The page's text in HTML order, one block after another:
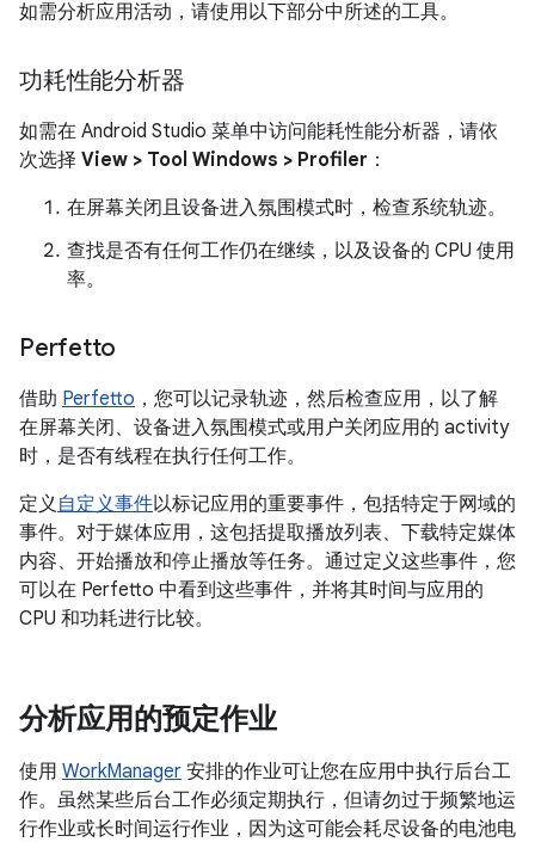
如需分析应用活动，请使用以下部分中所述的工具。
功耗性能分析器
如需在 Android Studio 菜单中访问能耗性能分析器，请依
次选择 View > Tool Windows > Profiler ：
在屏幕关闭且设备进入氛围模式时，检查系统轨迹。
查找是否有任何工作仍在继续，以及设备的 CPU 使用
率。
Perfetto
借助 Perfetto ，您可以记录轨迹，然后检查应用，以了解
在屏幕关闭、设备进入氛围模式或用户关闭应用的 activity
时，是否有线程在执行任何工作。
定义自定义事件以标记应用的重要事件，包括特定于网域的
事件。对于媒体应用，这包括提取播放列表、下载特定媒体
内容、开始播放和停止播放等任务。通过定义这些事件，您
可以在 Perfetto 中看到这些事件，并将其时间与应用的
CPU 和功耗进行比较。
分析应用的预定作业
使用 WorkManager 安排的作业可让您在应用中执行后台工
作。虽然某些后台工作必须定期执行，但请勿过于频繁地运
行作业或长时间运行作业，因为这可能会耗尽设备的电池电